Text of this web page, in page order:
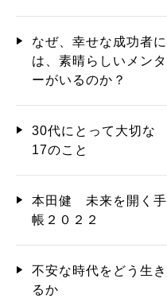
なぜ、幸せな成功者に
は、素晴らしいメンタ
ーがいるのか？
30代にとって大切な
17のこと
本田健 未来を開く手
帳２０２２
不安な時代をどう生き
るか